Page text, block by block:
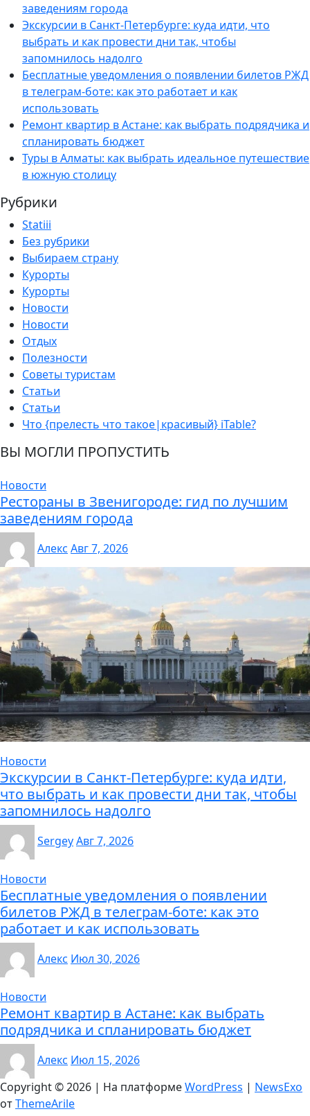
заведениям города
Экскурсии в Санкт-Петербурге: куда идти, что
выбрать и как провести дни так, чтобы
запомнилось надолго
Бесплатные уведомления о появлении билетов РЖД
в телеграм-боте: как это работает и как
использовать
Ремонт квартир в Астане: как выбрать подрядчика и
спланировать бюджет
Туры в Алматы: как выбрать идеальное путешествие
в южную столицу
Рубрики
Statiii
Без рубрики
Выбираем страну
Курорты
Курорты
Новости
Новости
Отдых
Полезности
Советы туристам
Статьи
Статьи
Что {прелесть что такое|красивый} iTable?
ВЫ МОГЛИ ПРОПУСТИТЬ
Новости
Рестораны в Звенигороде: гид по лучшим
заведениям города
Алекс Авг 7, 2026
Новости
Экскурсии в Санкт-Петербурге: куда идти,
что выбрать и как провести дни так, чтобы
запомнилось надолго
SergeyАвг 7, 2026
Новости
Бесплатные уведомления о появлении
билетов РЖД в телеграм-боте: как это
работает и как использовать
Алекс Июл 30, 2026
Новости
Ремонт квартир в Астане: как выбрать
подрядчика и спланировать бюджет
Алекс Июл 15, 2026
Copyright © 2026 | На платформеWordPress | NewsExo
отThemeArile